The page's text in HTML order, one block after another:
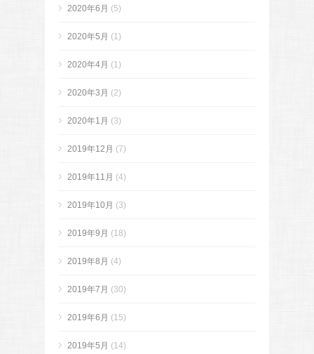
2020年6月 (5)
2020年5月 (1)
2020年4月 (1)
2020年3月 (2)
2020年1月 (3)
2019年12月 (7)
2019年11月 (4)
2019年10月 (3)
2019年9月 (18)
2019年8月 (4)
2019年7月 (30)
2019年6月 (15)
2019年5月 (14)